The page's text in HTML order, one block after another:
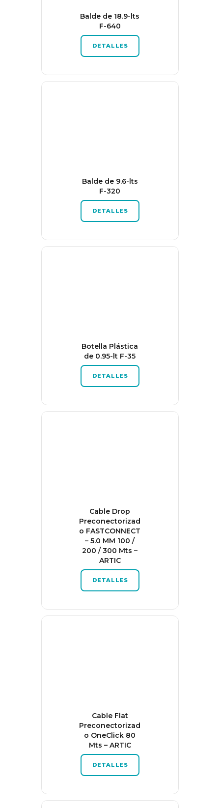
Balde de 18.9-lts
F-640
DETALLES
Balde de 9.6-lts
F-320
DETALLES
Botella Plástica
de 0.95-lt F-35
DETALLES
Cable Drop
Preconectorizad
o FASTCONNECT
– 5.0 MM 100 /
200 / 300 Mts –
ARTIC
DETALLES
Cable Flat
Preconectorizad
o OneClick 80
Mts – ARTIC
DETALLES